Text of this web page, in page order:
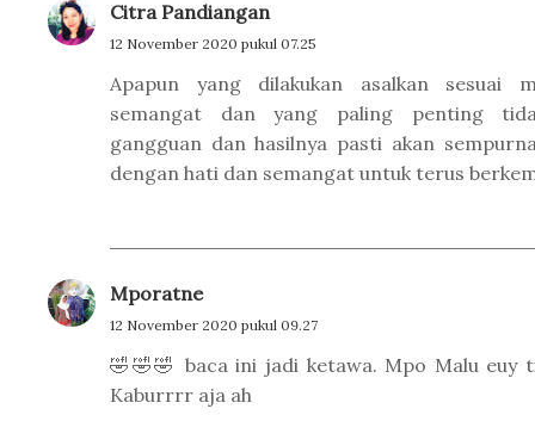
Citra Pandiangan
12 November 2020 pukul 07.25
Apapun yang dilakukan asalkan sesuai
semangat dan yang paling penting
gangguan dan hasilnya pasti akan
dengan hati dan semangat untuk terus
Mporatne
12 November 2020 pukul 09.27
🤣🤣🤣 baca ini jadi ketawa. Mpo Malu euy
Kaburrrr aja ah